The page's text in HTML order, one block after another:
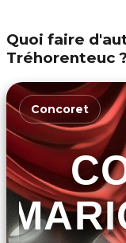
Quoi faire
Tréhorenteuc
Concoret